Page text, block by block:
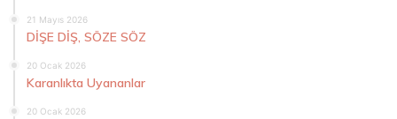
21 Mayıs 2026
DİŞE DİŞ, SÖZE SÖZ
20 Ocak 2026
Karanlıkta Uyananlar
20 Ocak 2026